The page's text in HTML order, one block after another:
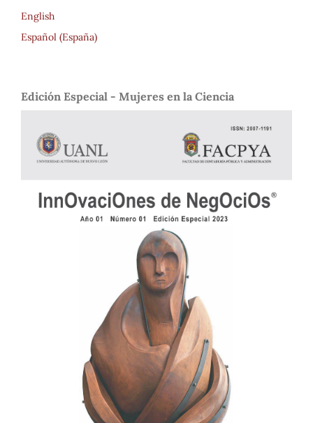
English
Español (España)
Edición Especial - Mujeres en la Ciencia